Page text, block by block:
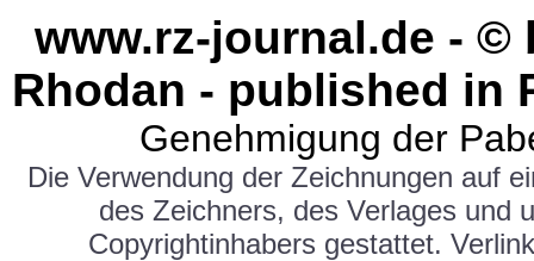
www.rz-journal.de - ©
Rhodan - published in
Genehmigung der
Die Verwendung der Zeichnungen auf
des Zeichners, des Verlages und
Copyrightinhabers gestattet.